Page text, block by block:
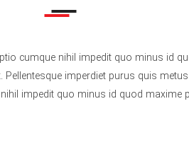
cumque nihil impedit quo minus id
imperdiet purus quis
impedit quo minus id quod maxime